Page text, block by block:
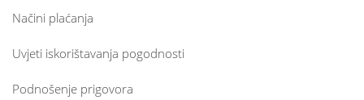
Načini plaćanja
Uvjeti iskorištavanja pogodnosti
Podnošenje prigovora